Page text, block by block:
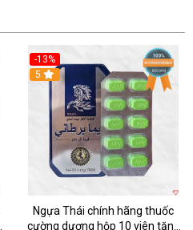
-13%
Hot
5
Ngựa Thái chính hãng thuốc
cường dương hộp 10 viên tăng